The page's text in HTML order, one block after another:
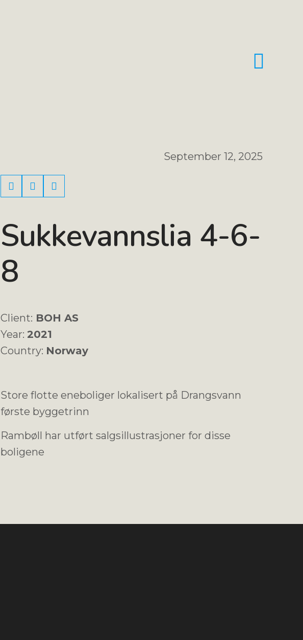
September 12, 2025
Sukkevannslia 4-6-
8
Client: BOH AS
Year:2021
Country: Norway
Store flotte eneboliger lokalisert på Drangsvann
første byggetrinn
Rambøll har utført salgsillustrasjoner for disse
boligene